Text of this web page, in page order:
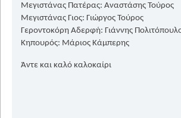
Μεγιστάνας Πατέρας: Αναστάσης Τούρος
Μεγιστάνας Γιος: Γιώργος Τούρος
Γεροντοκόρη Αδερφή: Γιάννης
Κηπουρός: Μάριος Κάμπερης
Άντε και καλό καλοκαίρι